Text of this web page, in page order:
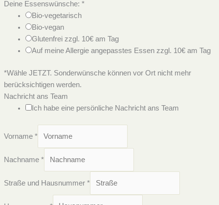
Deine Essenswünsche: *
Bio-vegetarisch
Bio-vegan
Glutenfrei zzgl. 10€ am Tag
Auf meine Allergie angepasstes Essen zzgl. 10€ am Tag
*Wähle JETZT. Sonderwünsche können vor Ort nicht mehr
berücksichtigen werden.
Nachricht ans Team
Ich habe eine persönliche Nachricht ans Team
Vorname *
Nachname *
Straße und Hausnummer *